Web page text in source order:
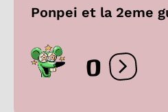
Ponpei et la 2eme
0 Ouvrir